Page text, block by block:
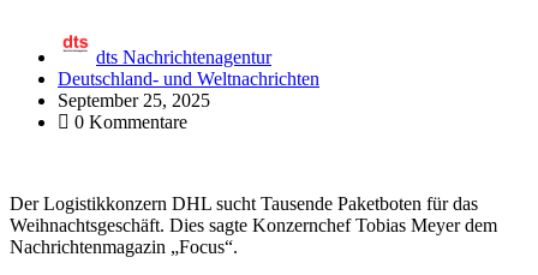
dts Nachrichtenagentur
Deutschland- und Weltnachrichten
September 25, 2025
0 Kommentare
Der Logistikkonzern DHL sucht Tausende Paketboten für das
Weihnachtsgeschäft. Dies sagte Konzernchef Tobias Meyer dem
Nachrichtenmagazin „Focus“.